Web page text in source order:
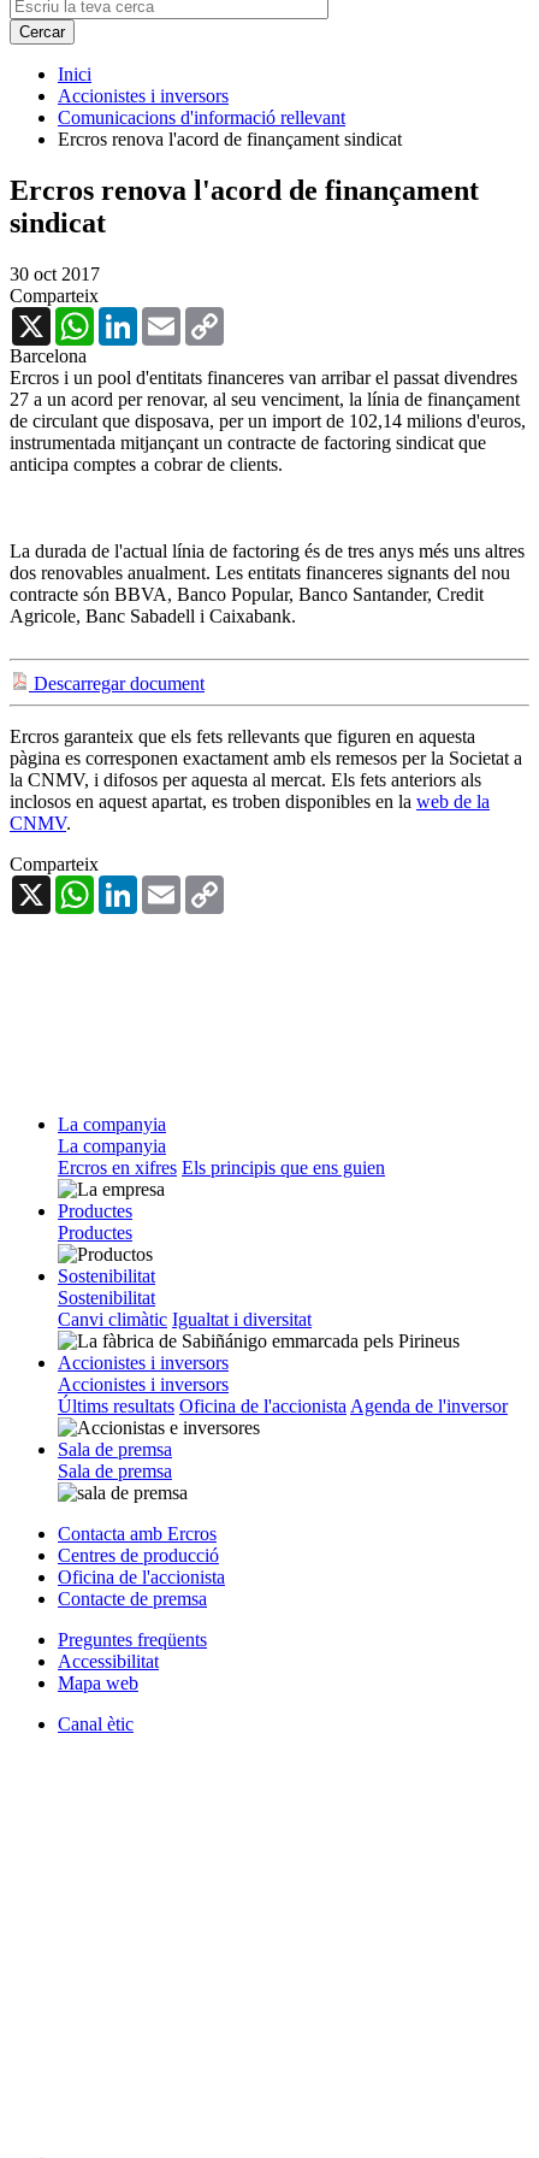
Inici
Accionistes i inversors
Comunicacions d'informació rellevant
Ercros renova l'acord de finançament sindicat
Ercros renova l'acord de finançament
sindicat
30 oct 2017
Comparteix
X
WhatsAppLinkedInEmail
Barcelona
Ercros i un pool d'entitats financeres van arribar el passat divendres
27 a un acord per renovar, al seu venciment, la línia de finançament
de circulant que disposava, per un import de 102,14 milions d'euros,
instrumentada mitjançant un contracte de factoring sindicat que
anticipa comptes a cobrar de clients.
La durada de l'actual línia de factoring és de tres anys més uns altres
dos renovables anualment. Les entitats financeres signants del nou
contracte són BBVA, Banco Popular, Banco Santander, Credit
Agricole, Banc Sabadell i Caixabank.
Descarregar document
Ercros garanteix que els fets rellevants que figuren en aquesta
pàgina es corresponen exactament amb els remesos per la Societat a
la CNMV, i difosos per aquesta al mercat. Els fets anteriors als
inclosos en aquest apartat, es troben disponibles en la web de la
CNMV.
Comparteix
X
WhatsAppLinkedInEmail
La companyia
La companyia
Ercros en xifres Els principis que ens guien
Productes
Productes
Sostenibilitat
Sostenibilitat
Canvi climàtic Igualtat i diversitat
Accionistes i inversors
Accionistes i inversors
Últims resultats Oficina de l'accionista Agenda de l'inversor
Sala de premsa
Sala de premsa
Contacta amb Ercros
Centres de producció
Oficina de l'accionista
Contacte de premsa
Preguntes freqüents
Accessibilitat
Mapa web
Canal ètic